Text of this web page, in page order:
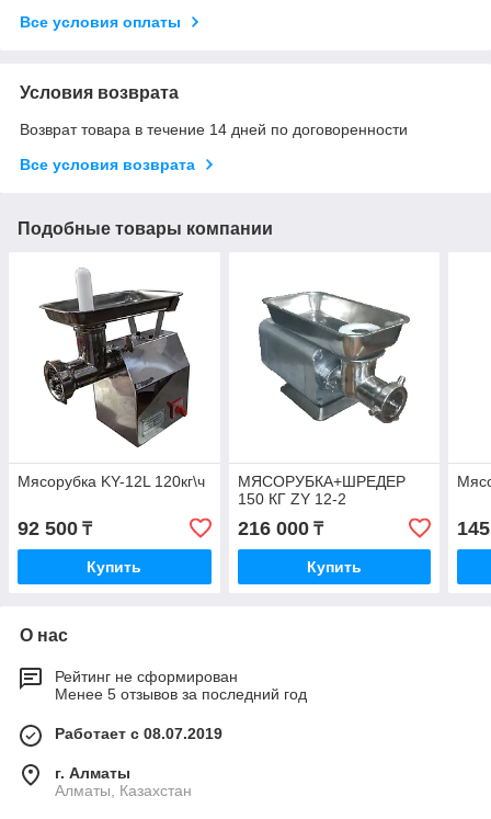
Все условия оплаты
Условия возврата
Возврат товара в течение 14 дней по договоренности
Все условия возврата
Подобные товары компании
Мясорубка KY-12L 120кг\ч
92 500 ₸
Купить
МЯСОРУБКА+ШРЕДЕР
150 КГ ZY 12-2
216 000₸
Купить
О нас
Рейтинг не сформирован
Менее 5 отзывов за последний год
Работает с 08.07.2019
г. Алматы
Алматы, Казахстан